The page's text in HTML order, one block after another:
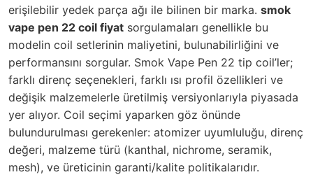
erişilebilir yedek parça ağı ile bilinen bir marka. smok
vape pen 22 coil fiyat sorgulamaları genellikle bu
modelin coil setlerinin maliyetini, bulunabilirliğini ve
performansını sorgular. Smok Vape Pen 22 tip coil’ler;
farklı direnç seçenekleri, farklı ısı profil özellikleri ve
değişik malzemelerle üretilmiş versiyonlarıyla piyasada
yer alıyor. Coil seçimi yaparken göz önünde
bulundurulması gerekenler: atomizer uyumluluğu, direnç
değeri, malzeme türü (kanthal, nichrome, seramik,
mesh), ve üreticinin garanti/kalite politikalarıdır.